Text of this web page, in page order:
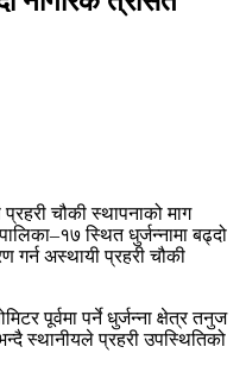
चौकी स्थापनाको माग
स्थित धुर्जन्नामा बढ्दो
गर्न अस्थायी प्रहरी चौकी
पूर्वमा पर्ने धुर्जन्ना क्षेत्र तनुज
स्थानीयले प्रहरी उपस्थितिको